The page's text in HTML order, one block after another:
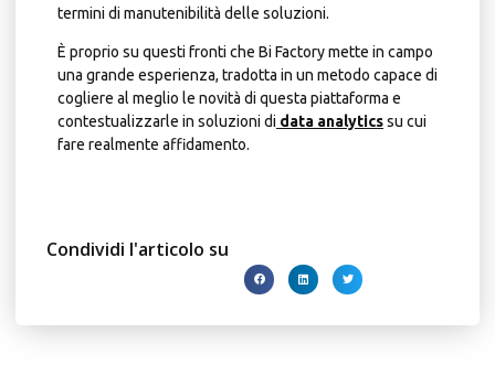
termini di manutenibilità delle soluzioni.
È proprio su questi fronti che Bi Factory mette in campo
una grande esperienza, tradotta in un metodo capace di
cogliere al meglio le novità di questa piattaforma e
contestualizzarle in soluzioni di data analyticssu cui
fare realmente affidamento.
Condividi l'articolo su